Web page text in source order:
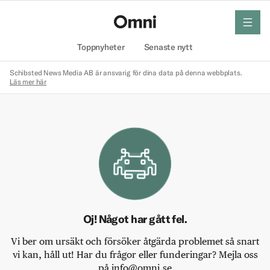
Toppnyheter Senaste nytt
meny
Schibsted News Media AB är ansvarig för dina data på denna webbplats.
Läs mer här
Oj! Något har gått fel.
Vi ber om ursäkt och försöker åtgärda problemet så snart
vi kan, håll ut! Har du frågor eller funderingar? Mejla oss